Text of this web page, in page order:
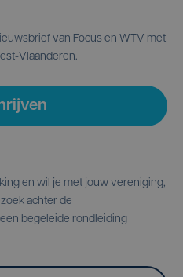
van Focus en WTV met
Vlaanderen.
en wil je met jouw vereniging,
achter de
begeleide rondleiding